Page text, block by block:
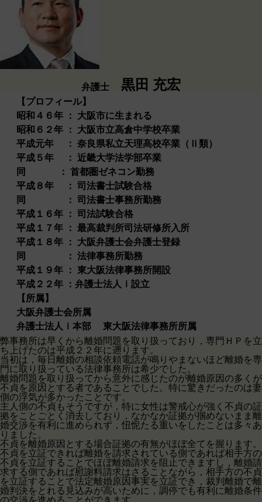
弁護士 黒田 充宏
【プロフィール】
昭和４６年 ： 大阪市に生まれる
昭和６２年 ： 大阪市立高倉中学校卒業
平成元年 ： 奈良県私立天理高校卒業（Ⅱ類）
平成５年 ： 近畿大学法学部卒業
同 ： 首都圏ゼネコン勤務
平成８年 ： 司法書士試験合格
同 ： 司法書士事務所勤務
平成１６年 ： 司法試験合格
平成１７年 ： 最高裁判所司法研修所入所
平成１８年 ： 大阪弁護士会弁護士登録
同 ： 法律事務所勤務
平成１９年 ： 東大阪法律事務所開設
平成２２年 ：弁護士法人ｉ設立
【所属】
大阪弁護士会所属
弁護士法人ｉ本部 東大阪法律事務所所属
弊事務所は早くから離婚問題を取り扱っており，専門ＨＰを立
ち上げたのは平成２２年に遡ります。
当初は，毎日離婚の相談依頼電話が鳴りやまないほど離婚を専
門に取り扱っている法律事務所は希少でした。
離婚問題を取り扱ってから意外に感じたのが離婚原因の多くが
不貞を原因とする者であることでした。特に驚きだったのは妻
側の浮気が多かったことです。
主人側の不貞もそうですが，特に女性は警戒心が強く不貞の証
拠をことごとく消去しており，なかなか証拠が掴めないまま離
婚交渉を有利に進められず，忸怩たる重いをしたことは多々あ
りました。
不貞を離婚原因とする場合証拠の有無がほぼ全てを握ります。
不貞を立証できれば離婚を請求されている側であれば相手方の
不貞を立証することでほぼ離婚請求を阻止できますし，離婚請
求する側であれば慰謝料請求はさることながら，相手方の不貞
を立証することで法定離婚原因事実を立証でき，裁判離婚で離
婚判決をとれる見込みが高いために，調停でも有利に離婚条件
の交渉を進めることができます。